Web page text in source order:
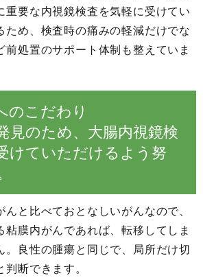
重要な内視鏡検査を気軽に受けてい
ため、検査時の痛みの軽減だけでな
前処置のサポート体制も整えていま
のこだわり
見のため、大腸内視鏡検
けていただけるよう努
んと比べておとなしいがんなので、
粘膜内がんであれば、転移してしま
。良性の腫瘍と同じで、局所だけ切
判断できます。